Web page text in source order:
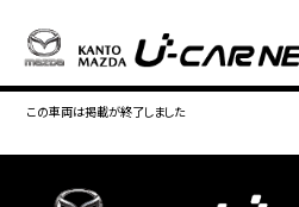
この車両は掲載が終了しました